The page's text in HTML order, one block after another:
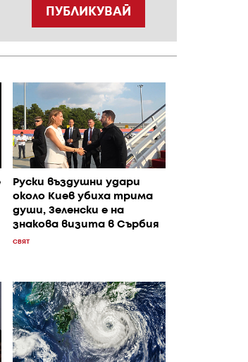
ПУБЛИКУВАЙ
Руски въздушни удари
около Киев убиха трима
души, Зеленски е на
знакова визита в Сърбия
СВЯТ